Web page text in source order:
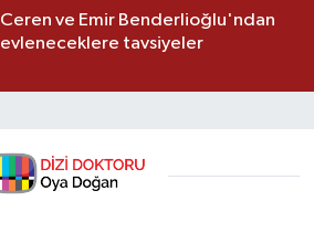
Ceren ve Emir Benderlioğlu'ndan
evleneceklere tavsiyeler